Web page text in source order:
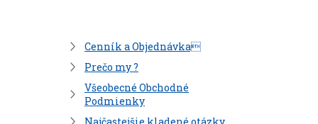
Cenník a Objednávka
Prečo my ?
Všeobecné Obchodné
Podmienky